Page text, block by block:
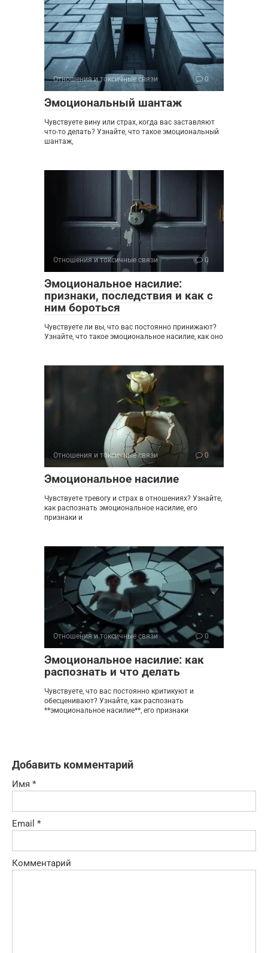
Отношения и токсичные связи 0
Эмоциональный шантаж
Чувствуете вину или страх, когда вас заставляют
что-то делать? Узнайте, что такое эмоциональный
шантаж,
Отношения и токсичные связи 0
Эмоциональное насилие:
признаки, последствия и как с
ним бороться
Чувствуете ли вы, что вас постоянно принижают?
Узнайте, что такое эмоциональное насилие, как оно
Отношения и токсичные связи 0
Эмоциональное насилие
Чувствуете тревогу и страх в отношениях? Узнайте,
как распознать эмоциональное насилие, его
признаки и
Отношения и токсичные связи 0
Эмоциональное насилие: как
распознать и что делать
Чувствуете, что вас постоянно критикуют и
обесценивают? Узнайте, как распознать
**эмоциональное насилие**, его признаки
Добавить комментарий
Имя *
Email *
Комментарий